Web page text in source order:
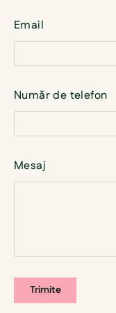
Email
Număr de telefon
Mesaj
Trimite
Trimite